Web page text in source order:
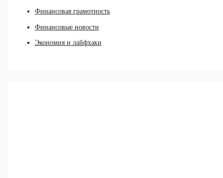
Финансовая грамотность
Финансовые новости
Экономия и лайфхаки